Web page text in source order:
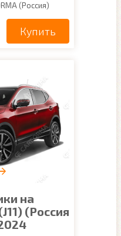
(Россия)
Купить
на
(Россия